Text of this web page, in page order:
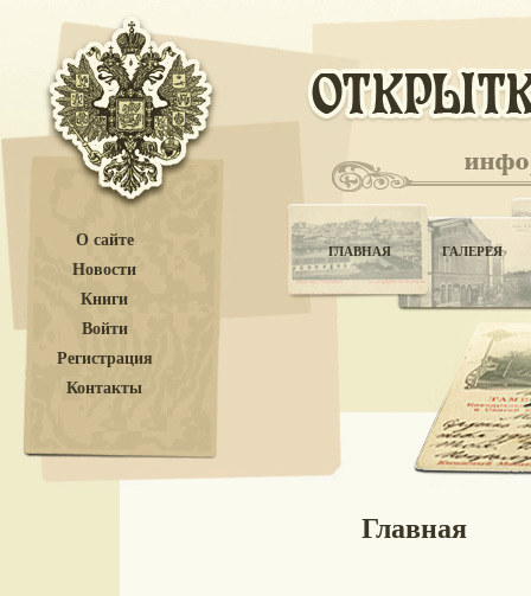
О сайте
Новости
Книги
Войти
Регистрация
Контакты
ГЛАВНАЯ ГАЛЕРЕЯ
Главная